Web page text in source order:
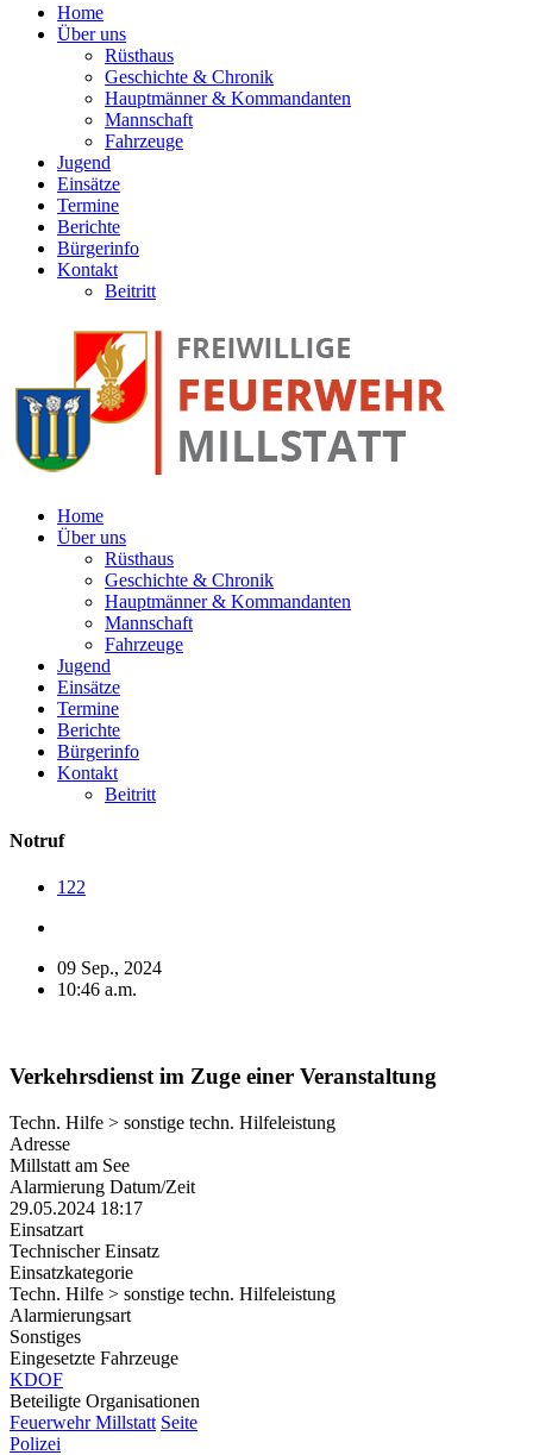
Home
Über uns
Rüsthaus
Geschichte & Chronik
Hauptmänner & Kommandanten
Mannschaft
Fahrzeuge
Jugend
Einsätze
Termine
Berichte
Bürgerinfo
Kontakt
Beitritt
Home
Über uns
Rüsthaus
Geschichte & Chronik
Hauptmänner & Kommandanten
Mannschaft
Fahrzeuge
Jugend
Einsätze
Termine
Berichte
Bürgerinfo
Kontakt
Beitritt
Notruf
122
09 Sep., 2024
10:46 a.m.
Verkehrsdienst im Zuge einer Veranstaltung
Techn. Hilfe > sonstige techn. Hilfeleistung
Adresse
Millstatt am See
Alarmierung Datum/Zeit
29.05.2024 18:17
Einsatzart
Technischer Einsatz
Einsatzkategorie
Techn. Hilfe > sonstige techn. Hilfeleistung
Alarmierungsart
Sonstiges
Eingesetzte Fahrzeuge
KDOF
Beteiligte Organisationen
Feuerwehr Millstatt Seite
Polizei